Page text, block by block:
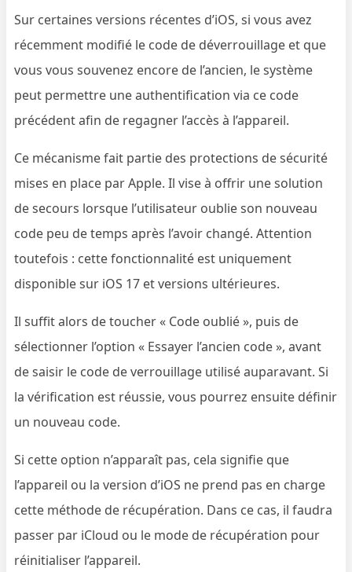
Sur certaines versions récentes d’iOS, si vous avez
récemment modifié le code de déverrouillage et que
vous vous souvenez encore de l’ancien, le système
peut permettre une authentification via ce code
précédent afin de regagner l’accès à l’appareil.
Ce mécanisme fait partie des protections de sécurité
mises en place par Apple. Il vise à offrir une solution
de secours lorsque l’utilisateur oublie son nouveau
code peu de temps après l’avoir changé. Attention
toutefois : cette fonctionnalité est uniquement
disponible sur iOS 17 et versions ultérieures.
Il suffit alors de toucher « Code oublié », puis de
sélectionner l’option « Essayer l’ancien code », avant
de saisir le code de verrouillage utilisé auparavant. Si
la vérification est réussie, vous pourrez ensuite définir
un nouveau code.
Si cette option n’apparaît pas, cela signifie que
l’appareil ou la version d’iOS ne prend pas en charge
cette méthode de récupération. Dans ce cas, il faudra
passer par iCloud ou le mode de récupération pour
réinitialiser l’appareil.